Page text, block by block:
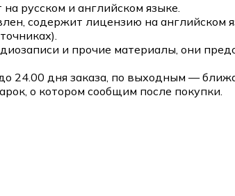
русском и английском языке.
содержит лицензию на английском
и прочие материалы, они
24.00 дня заказа, по выходным —
о котором сообщим после покупки.